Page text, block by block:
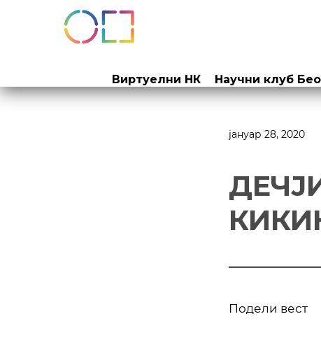
на
садржај
Виртуелни НК Научни клуб
јануар 28, 2020
Подели вест